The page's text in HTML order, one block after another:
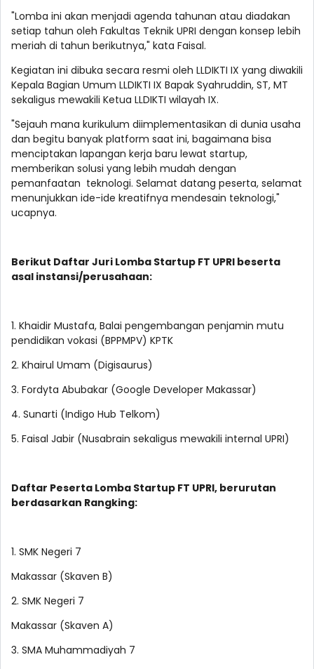
"Lomba ini akan menjadi agenda tahunan atau diadakan
setiap tahun oleh Fakultas Teknik UPRI dengan konsep lebih
meriah di tahun berikutnya," kata Faisal.
Kegiatan ini dibuka secara resmi oleh LLDIKTI IX yang diwakili
Kepala Bagian Umum LLDIKTI IX Bapak Syahruddin, ST, MT
sekaligus mewakili Ketua LLDIKTI wilayah IX.
"Sejauh mana kurikulum diimplementasikan di dunia usaha
dan begitu banyak platform saat ini, bagaimana bisa
menciptakan lapangan kerja baru lewat startup,
memberikan solusi yang lebih mudah dengan
pemanfaatan teknologi. Selamat datang peserta, selamat
menunjukkan ide-ide kreatifnya mendesain teknologi,"
ucapnya.
Berikut Daftar Juri Lomba Startup FT UPRI beserta
asal instansi/perusahaan:
1. Khaidir Mustafa, Balai pengembangan penjamin mutu
pendidikan vokasi (BPPMPV) KPTK
2. Khairul Umam (Digisaurus)
3. Fordyta Abubakar (Google Developer Makassar)
4. Sunarti (Indigo Hub Telkom)
5. Faisal Jabir (Nusabrain sekaligus mewakili internal UPRI)
Daftar Peserta Lomba Startup FT UPRI, berurutan
berdasarkan Rangking:
1. SMK Negeri 7
Makassar (Skaven B)
2. SMK Negeri 7
Makassar (Skaven A)
3. SMA Muhammadiyah 7